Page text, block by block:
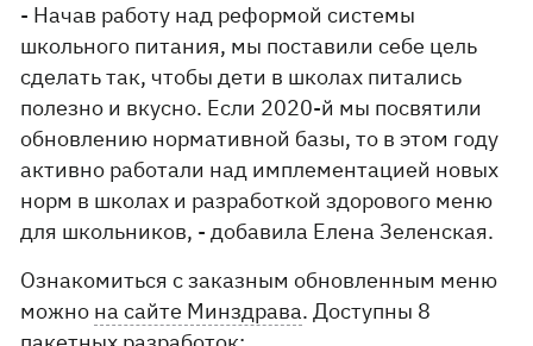
- Начав работу над реформой системы
школьного питания, мы поставили себе цель
сделать так, чтобы дети в школах питались
полезно и вкусно. Если 2020-й мы посвятили
обновлению нормативной базы, то в этом году
активно работали над имплементацией новых
норм в школах и разработкой здорового меню
для школьников, - добавила Елена Зеленская.
Ознакомиться с заказным обновленным меню
можно на сайте Минздрава. Доступны 8